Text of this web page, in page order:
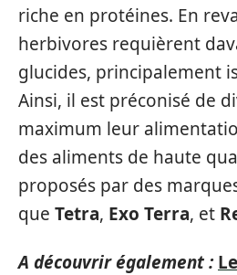
riche en protéines. En
herbivores requièrent
glucides, principalement
Ainsi, il est préconisé de
maximum leur
des aliments de haute
proposés par des
que Tetra, Exo Terra, et
A découvrir également :